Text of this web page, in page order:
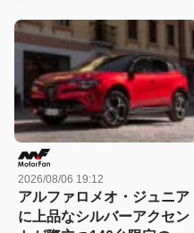
2026/08/06 19:12
アルファロメオ・ジュニア
に上品なシルバーアクセン